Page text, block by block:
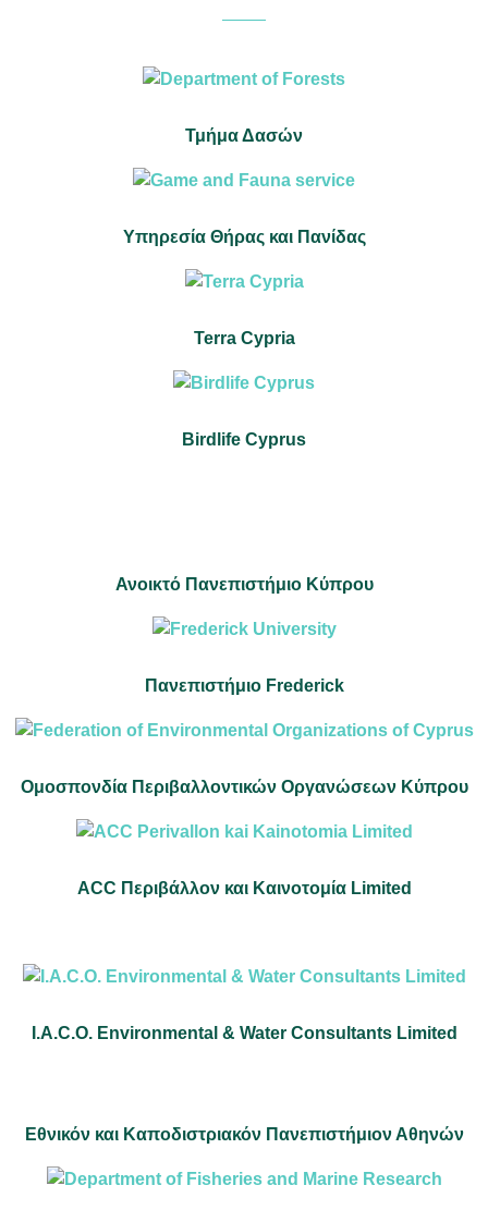
Τμήμα Δασών
Υπηρεσία Θήρας και Πανίδας
Terra Cypria
Birdlife Cyprus
Ανοικτό Πανεπιστήμιο Κύπρου
Πανεπιστήμιο Frederick
Ομοσπονδία Περιβαλλοντικών Οργανώσεων Κύπρου
ACC Περιβάλλον και Καινοτομία Limited
I.A.C.O. Environmental & Water Consultants Limited
Εθνικόν και Καποδιστριακόν Πανεπιστήμιον Αθηνών